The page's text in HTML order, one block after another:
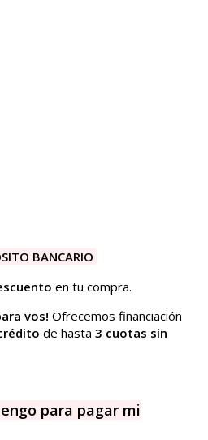
BANCARIO
en tu compra.
vos! Ofrecemos financiación
de hasta 3 cuotas sin
para pagar mi